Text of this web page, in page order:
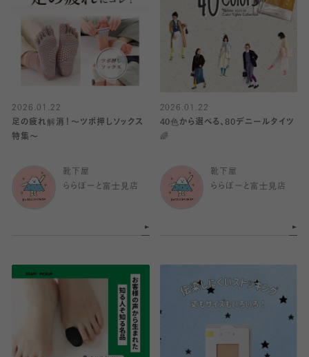
2026.01.22
足の疲れ解消！〜ツボ押しソックス
特集〜
靴下屋
ららぽーと富士見店
2026.01.22
40色から選べる、80デニールタイツ
🌈
靴下屋
ららぽーと富士見店